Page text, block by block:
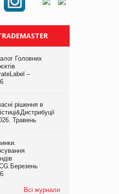
Головних
–
рішення в
Травень
Всі журнали